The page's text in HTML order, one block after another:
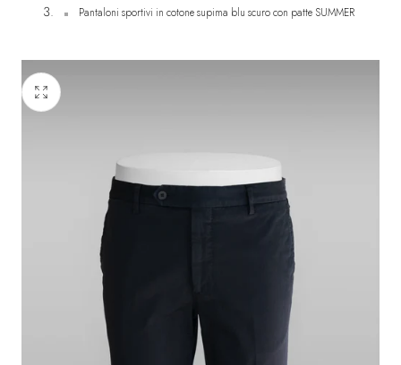
Pantaloni sportivi in cotone supima blu scuro con patte SUMMER